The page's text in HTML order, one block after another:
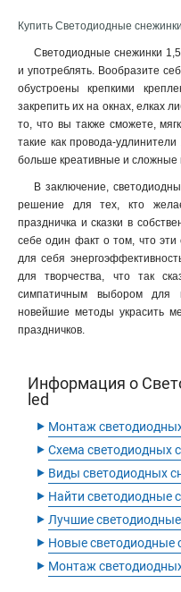
Купить Светодиодные
Светодиодные снежинки
и употреблять. Вообразите
обустроены крепкими
закрепить их на окнах, елках
то, что вы также сможете,
такие как провода-
больше креативные и сложные
В заключение,
решение для тех, кто
праздничка и сказки в
себе один факт о том, что
для себя
для творчества, что так
симпатичным выбором для
новейшие методы украсить
праздничков.
Информация о
led
‣ Монтаж
‣ Схема светодиодных
‣ Виды светодиодных
‣ Найти светодиодные
‣ Лучшие
‣ Новые светодиодные
‣ Монтаж